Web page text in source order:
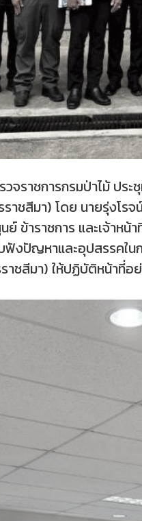
ราชการกรมป่าไม้ ปร
ชสีมา) โดย นายรุ่งโ
ข้าราชการ และเจ้าห
ปัญหาและอุปสรรคใน
าชสีมา) ให้ปฏิบัติหน้าที่อ